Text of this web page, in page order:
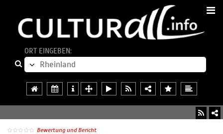
ORT EINGEBEN:
Bewertung und Bericht